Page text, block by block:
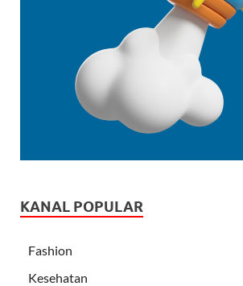
KANAL POPULAR
Fashion
Kesehatan